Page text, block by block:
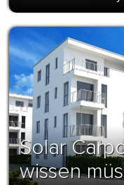
Solar
wissen